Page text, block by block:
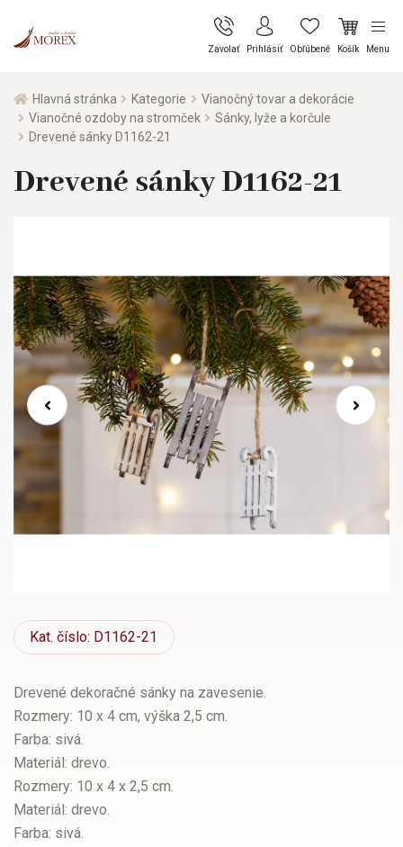
Zavolať Prihlásiť Obľúbené Košík Menu
Hlavná stránka Kategorie
Vianočný tovar a dekorácie
Vianočné ozdoby na stromček
Sánky, lyže a korčule
Drevené sánky D1162-21
Drevené sánky D1162-21
Kat. číslo: D1162-21
Drevené dekoračné sánky na zavesenie.
Rozmery: 10 x 4 cm, výška 2,5 cm.
Farba: sivá.
Materiál: drevo.
Rozmery: 10 x 4 x 2,5 cm.
Materiál: drevo.
Farba: sivá.